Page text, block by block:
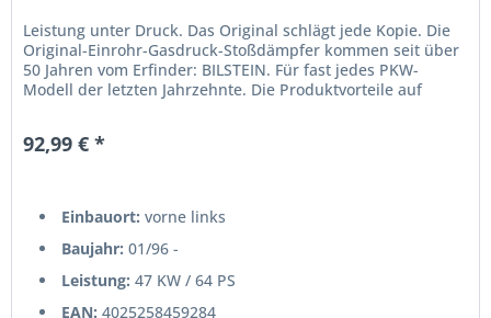
Leistung unter Druck. Das Original schlägt jede Kopie. Die
Original-Einrohr-Gasdruck-Stoßdämpfer kommen seit über
50 Jahren vom Erfinder: BILSTEIN. Für fast jedes PKW-
Modell der letzten Jahrzehnte. Die Produktvorteile auf
92,99 € *
Einbauort: vorne links
Baujahr: 01/96 -
Leistung: 47 KW / 64 PS
EAN: 4025258459284